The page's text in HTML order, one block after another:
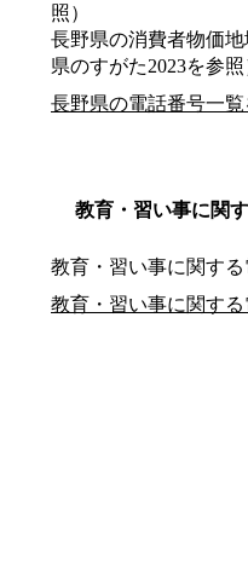
照）
長野県の消費者物価
県のすがた2023を参照
長野県の電話番号一覧
教育・習い事に関
教育・習い事に関する
教育・習い事に関す